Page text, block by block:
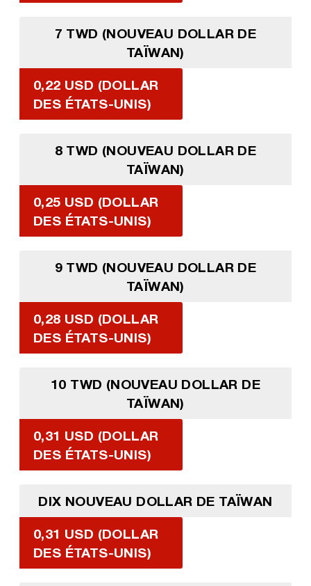
7 TWD (NOUVEAU DOLLAR DE
TAÏWAN)
0,22 USD (DOLLAR
DES ÉTATS-UNIS)
8 TWD (NOUVEAU DOLLAR DE
TAÏWAN)
0,25 USD (DOLLAR
DES ÉTATS-UNIS)
9 TWD (NOUVEAU DOLLAR DE
TAÏWAN)
0,28 USD (DOLLAR
DES ÉTATS-UNIS)
10 TWD (NOUVEAU DOLLAR DE
TAÏWAN)
0,31 USD (DOLLAR
DES ÉTATS-UNIS)
DIX NOUVEAU DOLLAR DE TAÏWAN
0,31 USD (DOLLAR
DES ÉTATS-UNIS)